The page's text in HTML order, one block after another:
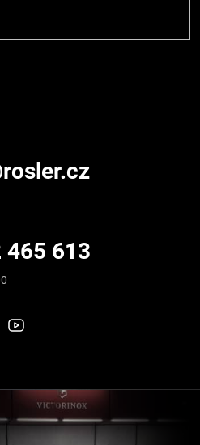
rosler.cz
465 613